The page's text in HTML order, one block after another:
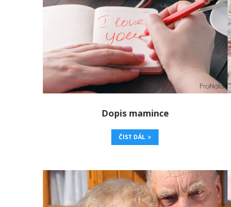
Dopis mamince
ČIST DÁL